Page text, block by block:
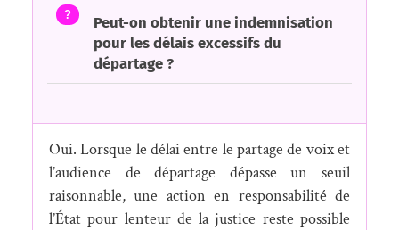
?
Peut-on obtenir une indemnisation
pour les délais excessifs du
départage ?
Oui. Lorsque le délai entre le partage de voix et
l’audience de départage dépasse un seuil
raisonnable, une action en responsabilité de
l’État pour lenteur de la justice reste possible